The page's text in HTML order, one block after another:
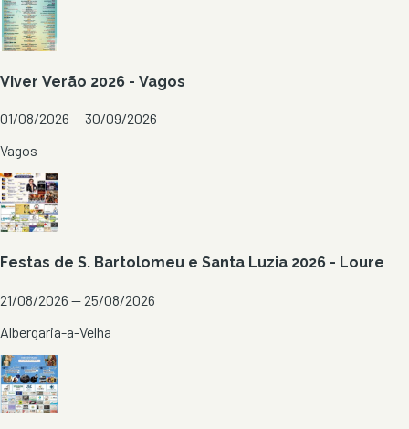
Viver Verão 2026 - Vagos
01/08/2026 — 30/09/2026
Vagos
Festas de S. Bartolomeu e Santa Luzia 2026 - Loure
21/08/2026 — 25/08/2026
Albergaria-a-Velha